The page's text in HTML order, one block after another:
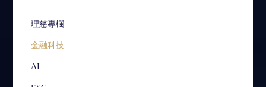
理慈專欄
金融科技
AI